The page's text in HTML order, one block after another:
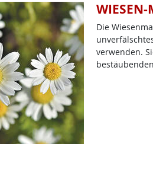
WIESEN-
Die
verwenden.